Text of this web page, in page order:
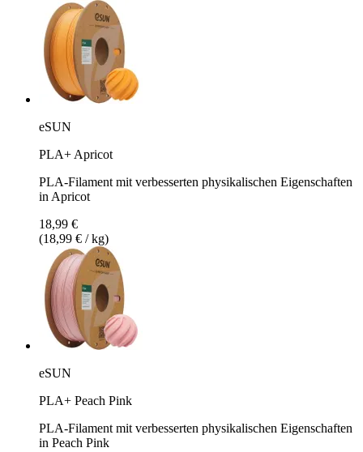
eSUN
PLA+ Apricot
PLA-Filament mit verbesserten physikalischen Eigenschaften
in Apricot
18,99 €
(18,99 € / kg)
eSUN
PLA+ Peach Pink
PLA-Filament mit verbesserten physikalischen Eigenschaften
in Peach Pink